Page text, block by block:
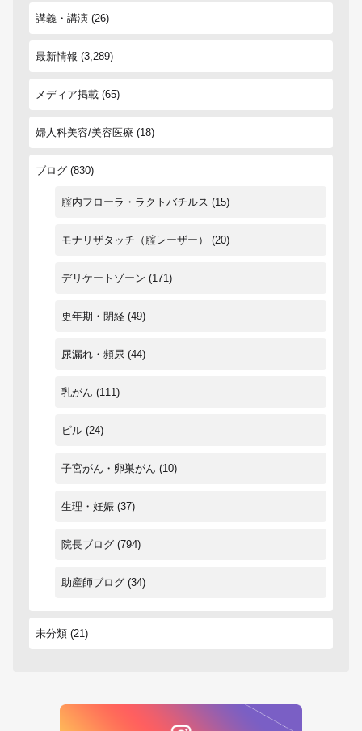
講義・講演 (26)
最新情報 (3,289)
メディア掲載 (65)
婦人科美容/美容医療 (18)
ブログ (830)
腟内フローラ・ラクトバチルス (15)
モナリザタッチ（腟レーザー） (20)
デリケートゾーン (171)
更年期・閉経 (49)
尿漏れ・頻尿 (44)
乳がん (111)
ピル (24)
子宮がん・卵巣がん (10)
生理・妊娠 (37)
院長ブログ (794)
助産師ブログ (34)
未分類 (21)